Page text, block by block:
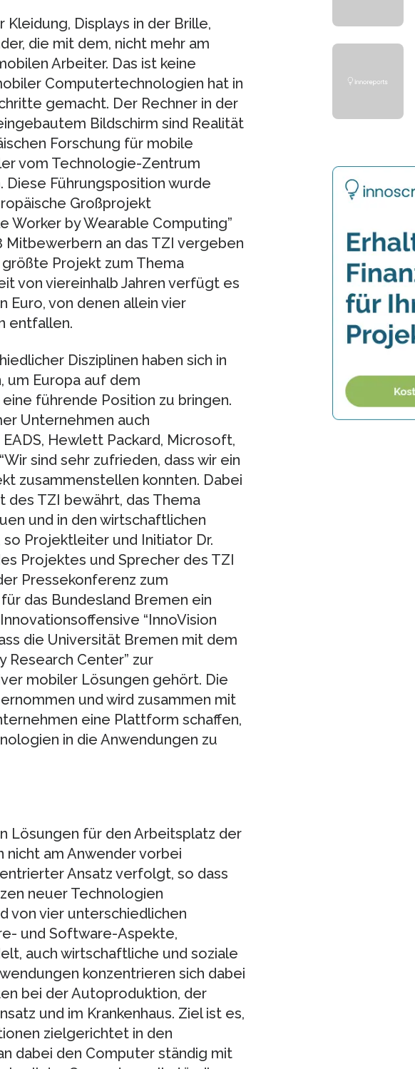
Displays in der Brille,
die mit dem, nicht mehr am
Arbeiter. Das ist keine
Computertechnologien hat in
gemacht. Der Rechner in der
Bildschirm sind Realität
Forschung für mobile
vom Technologie-Zentrum
Führungsposition wurde
Großprojekt
Worker by Wearable Computing”
Mitbewerbern an das TZI vergeben
Projekt zum Thema
von viereinhalb Jahren verfügt es
Euro, von denen allein vier
entfallen.
Disziplinen haben sich in
um Europa auf dem
führende Position zu bringen.
Unternehmen auch
Hewlett Packard, Microsoft,
sind sehr zufrieden, dass wir ein
zusammenstellen konnten. Dabei
des TZI bewährt, das Thema
und in den wirtschaftlichen
Projektleiter und Initiator Dr.
Projektes und Sprecher des TZI
Pressekonferenz zum
das Bundesland Bremen ein
“InnoVision
die Universität Bremen mit dem
Research Center” zur
mobiler Lösungen gehört. Die
und wird zusammen mit
eine Plattform schaffen,
in die Anwendungen zu
Lösungen für den Arbeitsplatz der
am Anwender vorbei
Ansatz verfolgt, so dass
neuer Technologien
von vier unterschiedlichen
und Software-Aspekte,
auch wirtschaftliche und soziale
konzentrieren sich dabei
bei der Autoproduktion, der
und im Krankenhaus. Ziel ist es,
zielgerichtet in den
dabei den Computer ständig mit